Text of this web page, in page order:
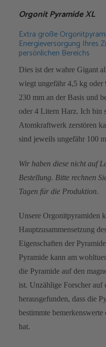
Orgonit Pyramide XL
Extra große
Energieversorgung Ihres
persönlichen Bereichs
Dies ist der wahre Gigant
wiegt ungefähr 4,5 kg
230 mm an der Basis und
oder 4 Litern Harz. Ich bin
Atomkraftwerk zerstören
sind jeweils ungefähr 100
Wir haben diese nicht auf
Bestellung. Bitte rechnen
Tagen für die Produktion.
Unsere Orgonitpyramiden
Hauptzusammensetzung
Eigenschaften der
Pyramide kann am
die Pyramide auf den
ist. Unzählige Forscher auf
herausgefunden, dass die
bestimmte bemerkenswerte
hat.